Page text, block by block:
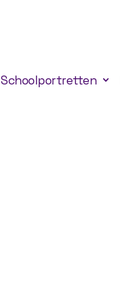
Schoolportretten